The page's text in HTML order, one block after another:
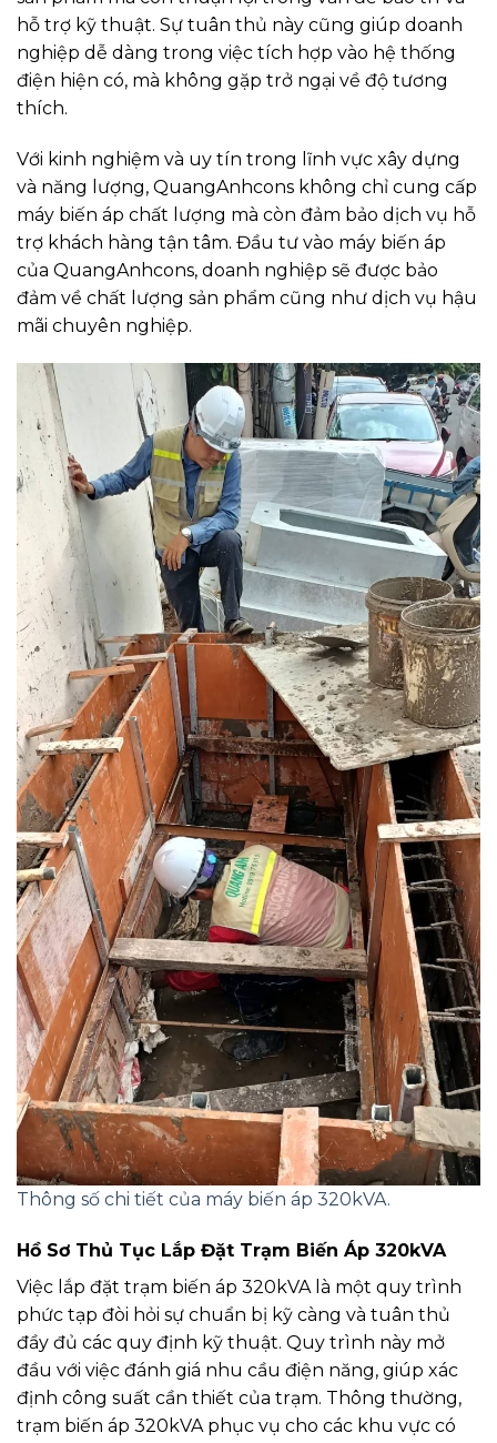
hỗ trợ kỹ thuật. Sự tuân thủ này cũng giúp doanh
nghiệp dễ dàng trong việc tích hợp vào hệ thống
điện hiện có, mà không gặp trở ngại về độ tương
thích.
Với kinh nghiệm và uy tín trong lĩnh vực xây dựng
và năng lượng, QuangAnhcons không chỉ cung cấp
máy biến áp chất lượng mà còn đảm bảo dịch vụ hỗ
trợ khách hàng tận tâm. Đầu tư vào máy biến áp
của QuangAnhcons, doanh nghiệp sẽ được bảo
đảm về chất lượng sản phẩm cũng như dịch vụ hậu
mãi chuyên nghiệp.
Thông số chi tiết của máy biến áp 320kVA.
Hồ Sơ Thủ Tục Lắp Đặt Trạm Biến Áp 320kVA
Việc lắp đặt trạm biến áp 320kVA là một quy trình
phức tạp đòi hỏi sự chuẩn bị kỹ càng và tuân thủ
đầy đủ các quy định kỹ thuật. Quy trình này mở
đầu với việc đánh giá nhu cầu điện năng, giúp xác
định công suất cần thiết của trạm. Thông thường,
trạm biến áp 320kVA phục vụ cho các khu vực có